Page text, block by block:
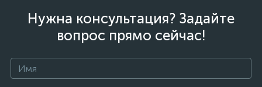
Нужна консультация? Задайте
вопрос прямо сейчас!